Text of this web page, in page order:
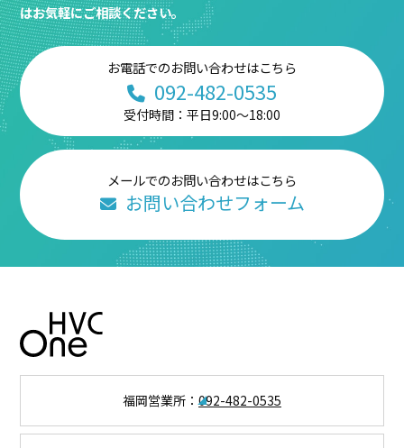
はお気軽にご相談ください。
お電話でのお問い合わせはこちら
092-482-0535
受付時間：平日9:00〜18:00
メールでのお問い合わせはこちら
お問い合わせフォーム
福岡営業所：092-482-0535